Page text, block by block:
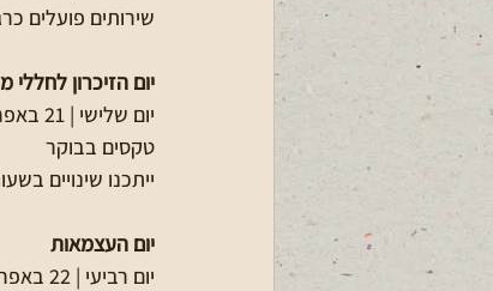
שירותים פועלים
יום הזיכרון
יום שלישי | 21 באפריל 2026
טקסים בבוקר
ייתכנו שינויים
יום העצמאות
יום רביעי | 22 באפריל 2026